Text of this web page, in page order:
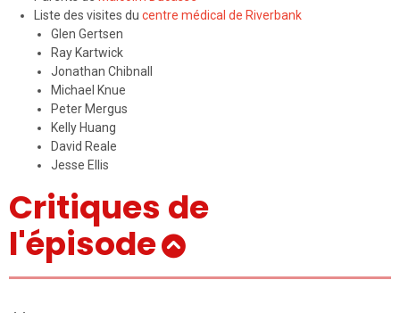
Liste des visites du centre médical de Riverbank
Glen Gertsen
Ray Kartwick
Jonathan Chibnall
Michael Knue
Peter Mergus
Kelly Huang
David Reale
Jesse Ellis
Critiques de
l'épisode